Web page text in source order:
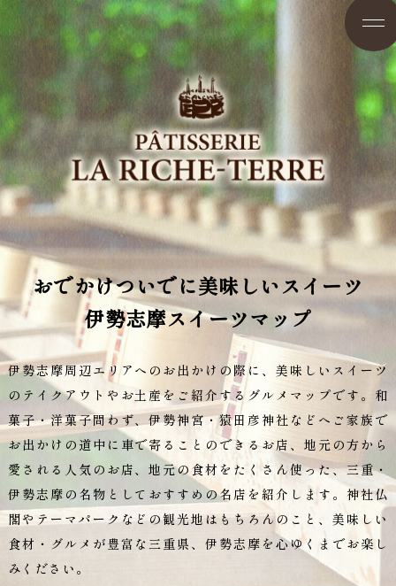
おでかけついでに美味しいスイーツ
伊勢志摩スイーツマップ
伊勢志摩周辺エリアへのお出かけの際に、美味しいスイーツ
のテイクアウトやお土産をご紹介するグルメマップです。和
菓子・洋菓子問わず、伊勢神宮・猿田彦神社などへご家族で
お出かけの道中に車で寄ることのできるお店、地元の方から
愛される人気のお店、地元の食材をたくさん使った、三重・
伊勢志摩の名物としておすすめの名店を紹介します。神社仏
閣やテーマパークなどの観光地はもちろんのこと、美味しい
食材・グルメが豊富な三重県、伊勢志摩を心ゆくまでお楽し
みください。